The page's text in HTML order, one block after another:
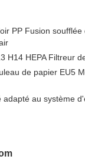
PP Fusion
H14 HEPA Filtreur
de papier EU5
adapté au système